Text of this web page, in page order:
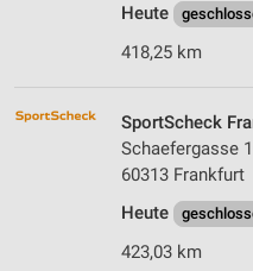
Heute
418,25 km
SportScheck
Schaefergasse
60313 Frankfurt
Heute
423,03 km